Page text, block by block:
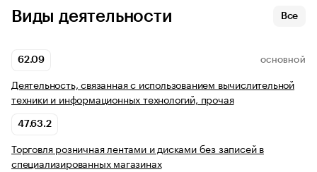
Виды деятельности Все
62.09 ОСНОВНОЙ
Деятельность, связанная с использованием вычислительной
техники и информационных технологий, прочая
47.63.2
Торговля розничная лентами и дисками без записей в
специализированных магазинах